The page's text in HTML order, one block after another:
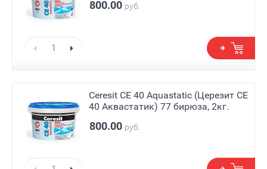
800.00 руб.
Ceresit СЕ 40 Aquastatic (Церезит СЕ
40 Аквастатик) 77 бирюза, 2кг.
800.00 руб.